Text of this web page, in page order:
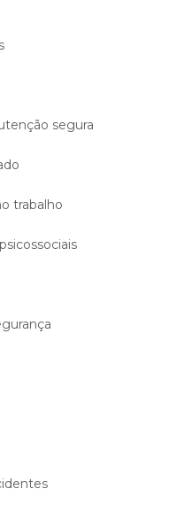
segura
trabalho